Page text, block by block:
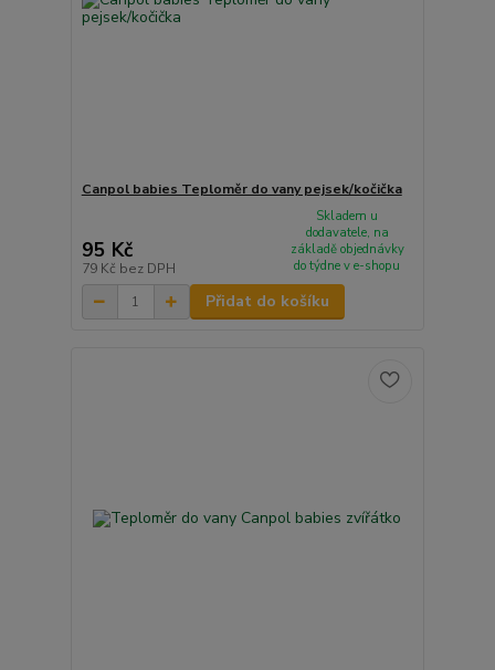
Canpol babies Teploměr do vany pejsek/kočička
95 Kč
79 Kč bez DPH
Skladem u
dodavatele, na
základě objednávky
do týdne v e-shopu
Přidat do košíku